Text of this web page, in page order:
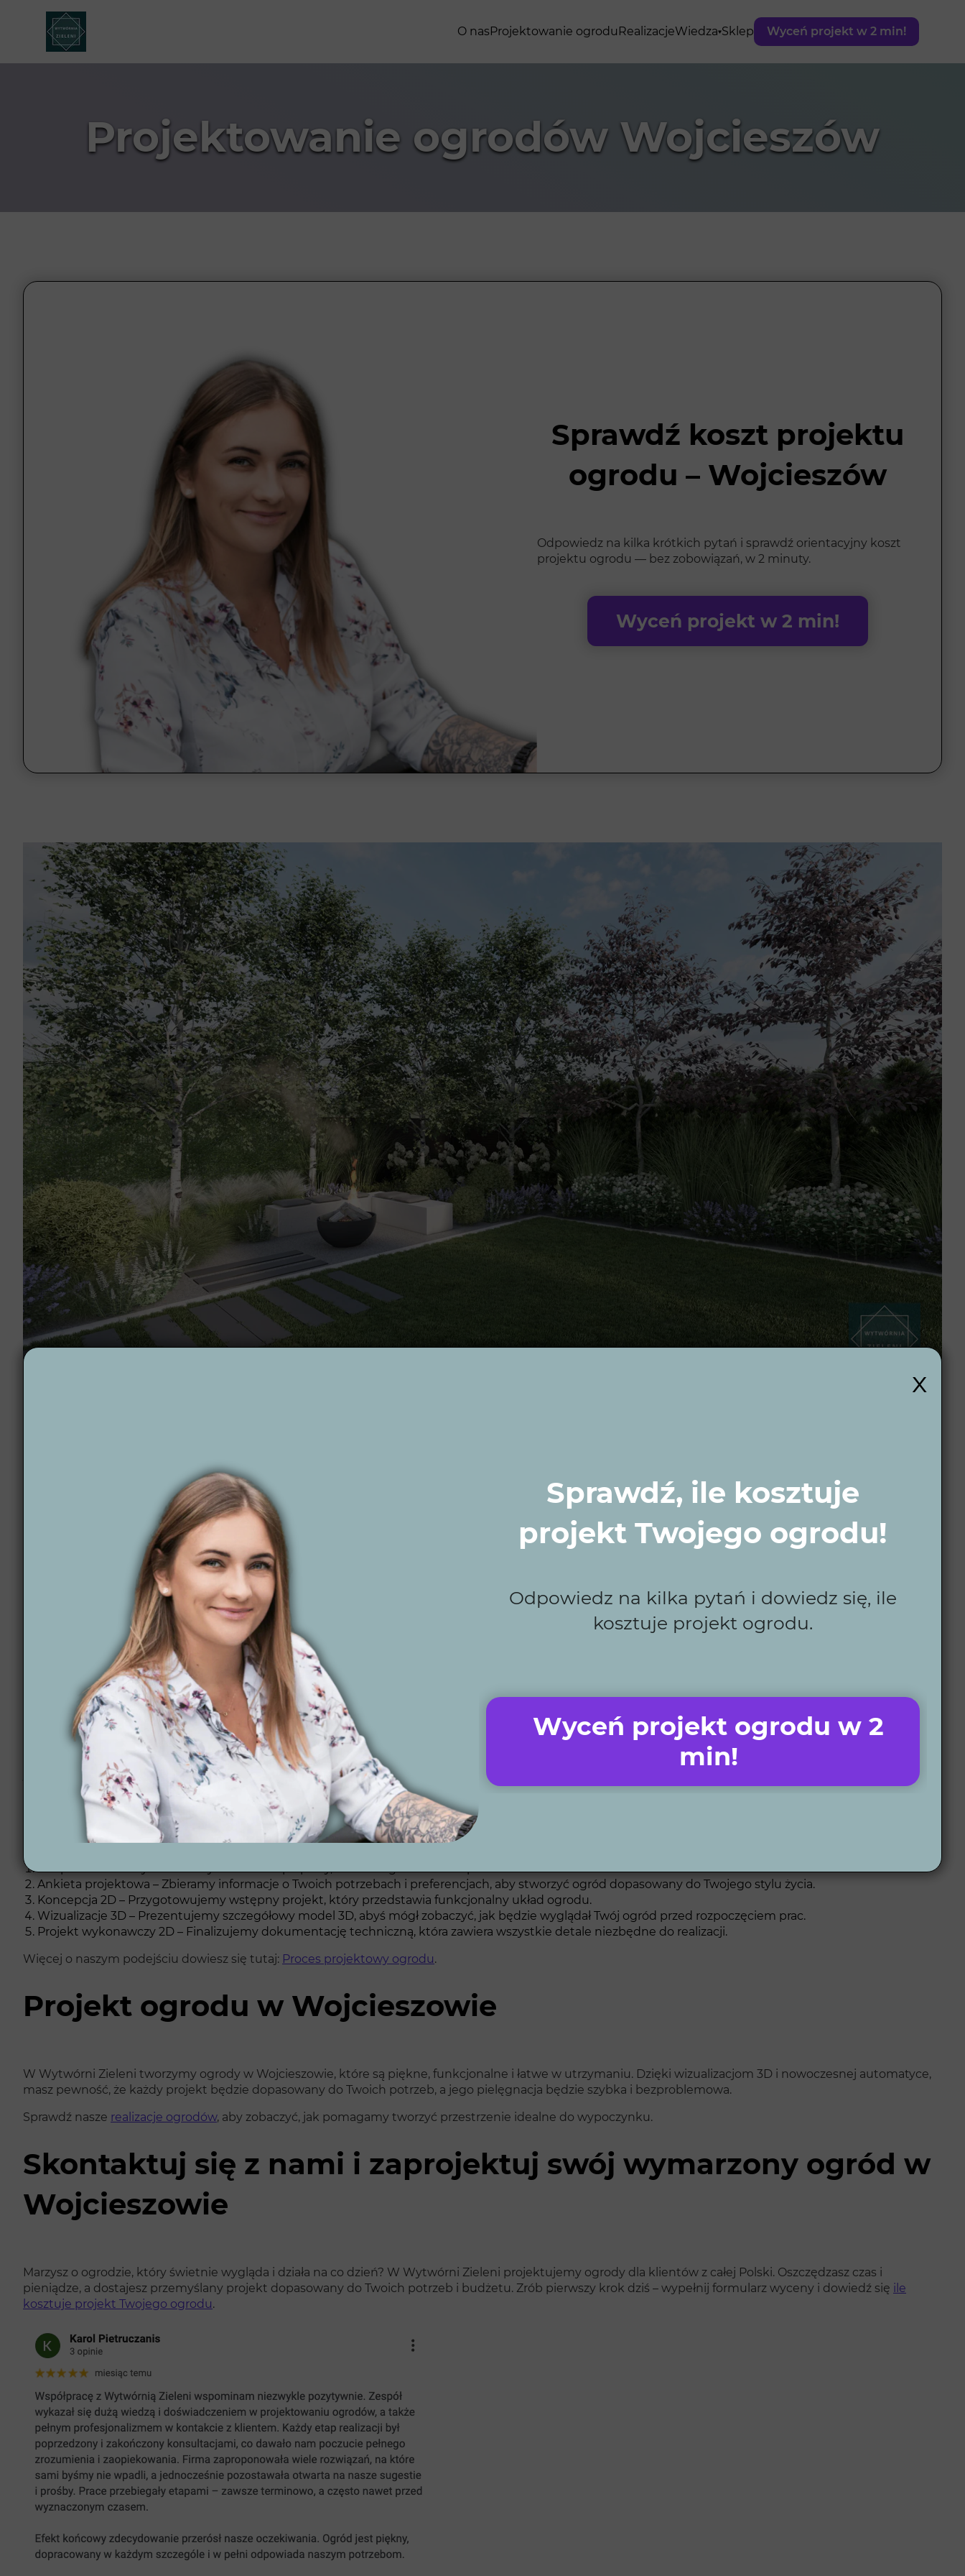
O nasProjektowanie ogrodu RealizacjeWiedza Sklep Wyceń projekt w 2 min!
Projektowanie ogrodów Wojcieszów
Sprawdź koszt projektu
ogrodu – Wojcieszów
Odpowiedz na kilka krótkich pytań i sprawdź orientacyjny koszt
projektu ogrodu — bez zobowiązań, w 2 minuty.
Wyceń projekt w 2 min!
Jeśli marzysz o pięknym, funkcjonalnym ogrodzie w Wojcieszowie,
potrzeb, łącząc nowoczesne technologie, takie jak wizualizacje 3D i automatyka ogrodowa, z unikalnymi projektami, które ułatwiają codzienną pielęgnację.
Co nas wyróżnia?
Terminowość i satysfakcja – Realizujemy projekty zgodnie z ustalonymi terminami, dbając o każdy detal.
Pełne wsparcie – Pomagamy na każdym etapie, od pomysłu po realizację, doradzając i proponując najlepsze rozwiązania.
Automatyka ogrodowa – Wdrażamy nowoczesne systemy nawadniania i oświetlenia, które sprawiają, że Twój ogród jest piękny i łatwy w utrzymaniu.
Lokalni wykonawcy – Współpracujemy z doświadczonymi specjalistami z regionu, aby zapewnić najwyższą jakość usług.
Wizualizacje 3D – Pokazujemy, jak Twój ogród będzie wyglądał zanim rozpoczniemy prace – dzięki wizualizacjom 3D masz pełną kontrolę nad efektem
końcowym.
Jak projektujemy ogrody w Wojcieszowie?
Proces projektowania w Wytwórni Zieleni jest prosty i przemyślany, by spełnić Twoje oczekiwania:
Ankieta projektowa – Zbieramy informacje o Twoich potrzebach i preferencjach, aby stworzyć ogród dopasowany do Twojego stylu życia.
Koncepcja 2D – Przygotowujemy wstępny projekt, który przedstawia funkcjonalny układ ogrodu.
Wizualizacje 3D – Prezentujemy szczegółowy model 3D, abyś mógł zobaczyć, jak będzie wyglądał Twój ogród przed rozpoczęciem prac.
Projekt wykonawczy 2D – Finalizujemy dokumentację techniczną, która zawiera wszystkie detale niezbędne do realizacji.
Więcej o naszym podejściu dowiesz się tutaj: Proces projektowy ogrodu.
Projekt ogrodu w Wojcieszowie
W Wytwórni Zieleni tworzymy ogrody w Wojcieszowie, które są piękne, funkcjonalne i łatwe w utrzymaniu. Dzięki wizualizacjom 3D i nowoczesnej automatyce,
masz pewność, że każdy projekt będzie dopasowany do Twoich potrzeb, a jego pielęgnacja będzie szybka i bezproblemowa.
Sprawdź nasze realizacje ogrodów, aby zobaczyć, jak pomagamy tworzyć przestrzenie idealne do wypoczynku.
Skontaktuj się z nami i zaprojektuj swój wymarzony ogród w
Wojcieszowie
Marzysz o ogrodzie, który świetnie wygląda i działa na co dzień? W Wytwórni Zieleni projektujemy ogrody dla klientów z całej Polski. Oszczędzasz czas i
pieniądze, a dostajesz przemyślany projekt dopasowany do Twoich potrzeb i budżetu. Zrób pierwszy krok dziś – wypełnij formularz wyceny i dowiedź się ile
kosztuje projekt Twojego ogrodu.
x
Sprawdź, ile kosztuje
projekt Twojego ogrodu!
Odpowiedz na kilka pytań i dowiedz się, ile
kosztuje projekt ogrodu.
Wyceń projekt ogrodu w 2
min!